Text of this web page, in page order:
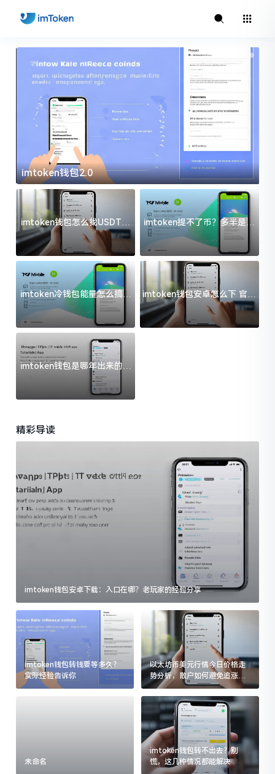
imtoken钱包2.0
imtoken钱包怎么找USDT地
址？三步搞定不踩坑
imtoken提不了币？多半是这
几件事没处理好
imtoken冷钱包能量怎么搞？
过来人告诉你门道
imtoken钱包安卓怎么下 官方
渠道避坑指南
imtoken钱包是哪年出来的？
一文给你说清楚
精彩导读
imtoken钱包安卓下载：入口在哪？老玩家的经验分享
imtoken钱包转钱要等多久？
实际经验告诉你
以太坊币美元行情今日价格走
势分析，散户如何避免追涨杀
跌被套牢
未命名
imtoken钱包转不出去？别
慌，这几种情况都能解决